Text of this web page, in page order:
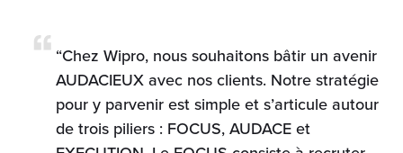
“Chez Wipro, nous souhaitons bâtir un avenir
AUDACIEUX avec nos clients. Notre stratégie
pour y parvenir est simple et s’articule autour
de trois piliers : FOCUS, AUDACE et